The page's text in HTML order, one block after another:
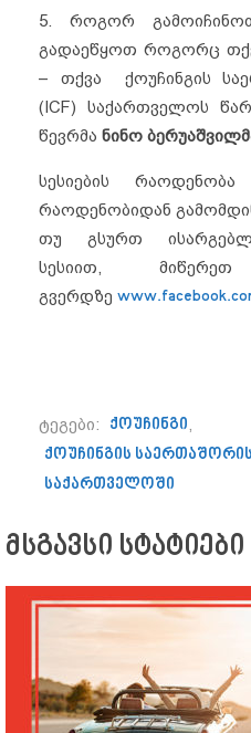
5. როგორ
გადაეწყოთ როგორც
– თქვა ქოუჩინგის
(ICF) საქართველოს
წევრმა ნინო
სესიების
რაოდენობიდან
თუ გსურთ
სესიით,
გვერდზე
ტეგები: ქოუჩინგი,
ქოუჩინგის
საქართველოში
მსგავსი სტატიები